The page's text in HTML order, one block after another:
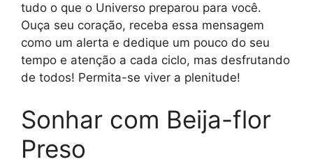
tudo o que o Universo preparou para você.
Ouça seu coração, receba essa mensagem
como um alerta e dedique um pouco do seu
tempo e atenção a cada ciclo, mas desfrutando
de todos! Permita-se viver a plenitude!
Sonhar com Beija-flor
Preso